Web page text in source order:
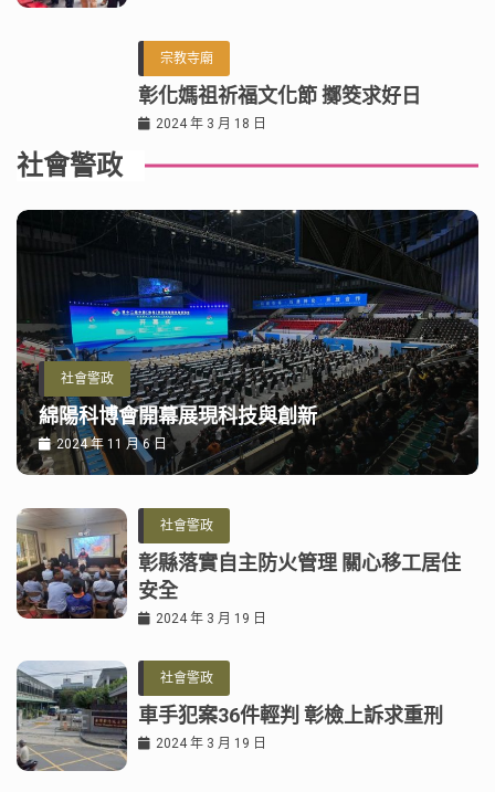
宗教寺廟
彰化媽祖祈福文化節 擲筊求好日
2024 年 3 月 18 日
社會警政
社會警政
綿陽科博會開幕展現科技與創新
2024 年 11 月 6 日
社會警政
彰縣落實自主防火管理 關心移工居住
安全
2024 年 3 月 19 日
社會警政
車手犯案36件輕判 彰檢上訴求重刑
2024 年 3 月 19 日